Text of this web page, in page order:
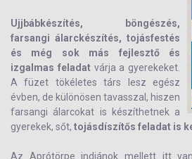
Ujjbábkészítés, böngészés,
farsangi álarckészítés, tojásfestés
és még sok más fejlesztő és
izgalmas feladatvárja a gyerekeket.
A füzet tökéletes társ lesz egész
évben, de különösen tavasszal, hiszen
farsangi álarcokat is készíthetnek a
gyerekek, sőt, tojásdíszítős feladat is
Az Aprótörpe indiánok mellett itt